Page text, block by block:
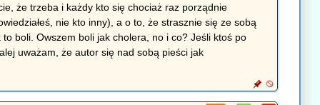
że trzeba i każdy kto się chociaż raz porządnie
nie kto inny), a o to, że strasznie się ze sobą
boli. Owszem boli jak cholera, no i co? Jeśli ktoś po
uważam, że autor się nad sobą pieści jak